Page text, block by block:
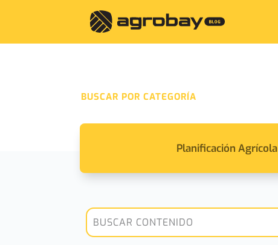
BUSCAR POR CATEGORÍA
Planificación Agrícola